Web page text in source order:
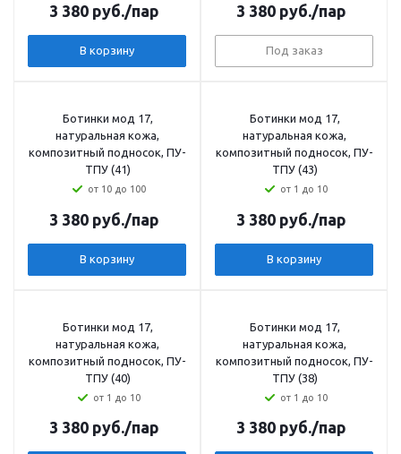
3 380 руб./пар
В корзину
3 380 руб./пар
Под заказ
Ботинки мод 17,
натуральная кожа,
композитный подносок, ПУ-
ТПУ (41)
от 10 до 100
3 380 руб./пар
В корзину
Ботинки мод 17,
натуральная кожа,
композитный подносок, ПУ-
ТПУ (43)
от 1 до 10
3 380 руб./пар
В корзину
Ботинки мод 17,
натуральная кожа,
композитный подносок, ПУ-
ТПУ (40)
от 1 до 10
3 380 руб./пар
Ботинки мод 17,
натуральная кожа,
композитный подносок, ПУ-
ТПУ (38)
от 1 до 10
3 380 руб./пар